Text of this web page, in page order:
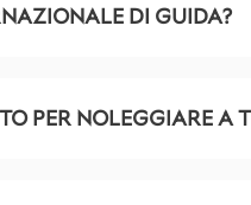
DI GUIDA?
PER NOLEGGIARE A